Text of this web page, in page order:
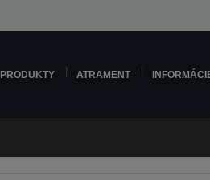
PRODUKTY ATRAMENT